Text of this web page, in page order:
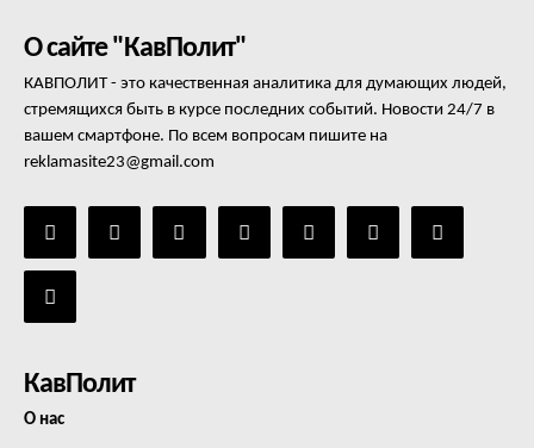
О сайте "КавПолит"
КАВПОЛИТ - это качественная аналитика для думающих людей,
стремящихся быть в курсе последних событий. Новости 24/7 в
вашем смартфоне. По всем вопросам пишите на
reklamasite23@gmail.com
КавПолит
О нас